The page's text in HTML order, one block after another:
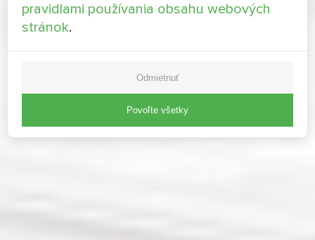
pravidlami používania obsahu webových
stránok.
Odmietnuť
Povoľte všetky